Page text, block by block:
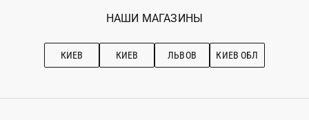
Ostriv Club+
Наши магазини
Рекомендации по уходу
НАШИ МАГАЗИНЫ
КИЕВ КИЕВ ЛЬВОВ КИЕВ ОБЛ